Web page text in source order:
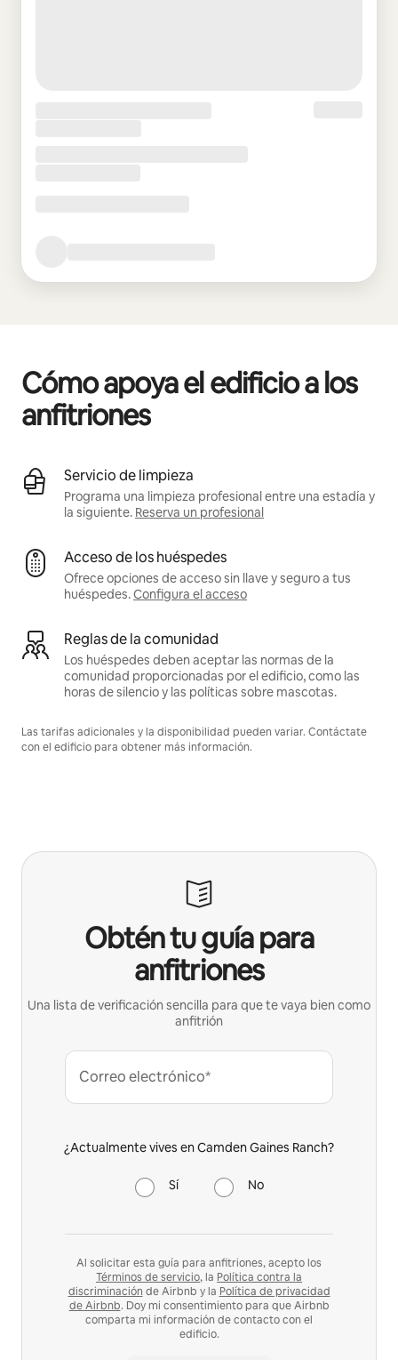
Cómo apoya el edificio a los
anfitriones
Servicio de limpieza
Programa una limpieza profesional entre una estadía y
la siguiente. Reserva un profesional
Acceso de los huéspedes
Ofrece opciones de acceso sin llave y seguro a tus
huéspedes.Configura el acceso
Reglas de la comunidad
Los huéspedes deben aceptar las normas de la
comunidad proporcionadas por el edificio, como las
horas de silencio y las políticas sobre mascotas.
Las tarifas adicionales y la disponibilidad pueden variar. Contáctate
con el edificio para obtener más información.
Obtén tu guía para
anfitriones
Una lista de verificación sencilla para que te vaya bien como
anfitrión
Correo electrónico*
¿Actualmente vives en Camden Gaines Ranch?
Sí No
Al solicitar esta guía para anfitriones, acepto los
Términos de servicio, la Política contra la
discriminación de Airbnb y la Política de privacidad
de Airbnb. Doy mi consentimiento para que Airbnb
comparta mi información de contacto con el
edificio.